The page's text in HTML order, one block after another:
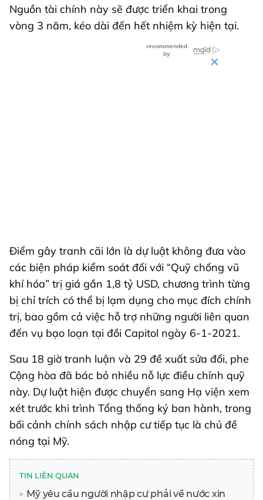
Nguồn tài chính này sẽ được triển khai trong
vòng 3 năm, kéo dài đến hết nhiệm kỳ hiện tại.
Điểm gây tranh cãi lớn là dự luật không đưa vào
các biện pháp kiểm soát đối với “Quỹ chống vũ
khí hóa” trị giá gần 1,8 tỷ USD, chương trình từng
bị chỉ trích có thể bị lạm dụng cho mục đích chính
trị, bao gồm cả việc hỗ trợ những người liên quan
đến vụ bạo loạn tại đồi Capitol ngày 6-1-2021.
Sau 18 giờ tranh luận và 29 đề xuất sửa đổi, phe
Cộng hòa đã bác bỏ nhiều nỗ lực điều chỉnh quỹ
này. Dự luật hiện được chuyển sang Hạ viện xem
xét trước khi trình Tổng thống ký ban hành, trong
bối cảnh chính sách nhập cư tiếp tục là chủ đề
nóng tại Mỹ.
TIN LIÊN QUAN
Mỹ yêu cầu người nhập cư phải về nước xin